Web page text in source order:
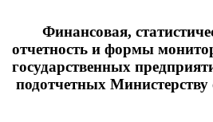
Финансовая,
отчетность и формы
государственных
подотчетных